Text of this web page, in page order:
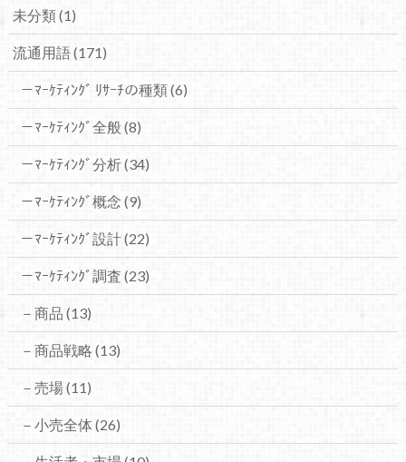
未分類(1)
流通用語(171)
－ﾏｰｹﾃｨﾝｸﾞ ﾘｻｰﾁの種類(6)
－ﾏｰｹﾃｨﾝｸﾞ全般(8)
－ﾏｰｹﾃｨﾝｸﾞ分析(34)
－ﾏｰｹﾃｨﾝｸﾞ概念 (9)
－ﾏｰｹﾃｨﾝｸﾞ設計(22)
－ﾏｰｹﾃｨﾝｸﾞ調査 (23)
－商品 (13)
－商品戦略 (13)
－売場(11)
－小売全体 (26)